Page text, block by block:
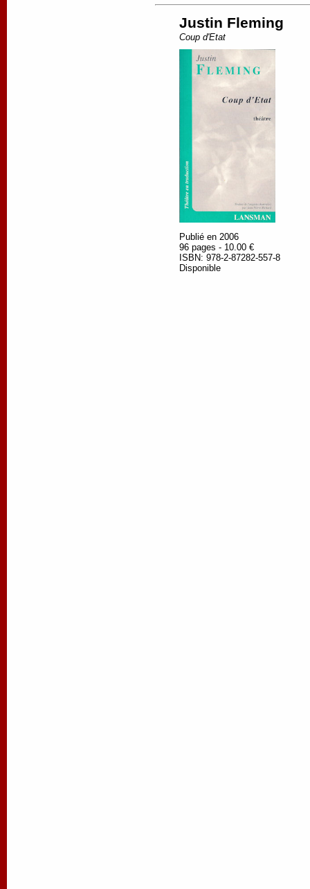
Justin Fleming
Coup d'Etat
Publié en 2006
96 pages - 10.00 €
ISBN: 978-2-87282-557-8
Disponible